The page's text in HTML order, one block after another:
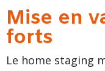
Mise en
forts
Le home staging